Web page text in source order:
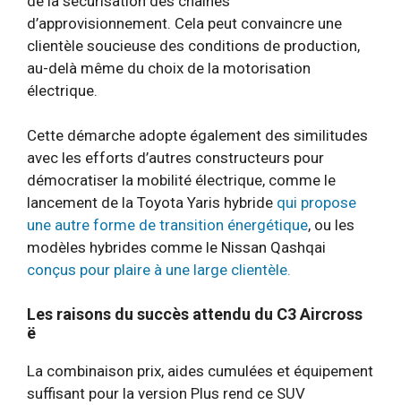
d’approvisionnement. Cela peut convaincre une
clientèle soucieuse des conditions de production,
au-delà même du choix de la motorisation
électrique.
Cette démarche adopte également des similitudes
avec les efforts d’autres constructeurs pour
démocratiser la mobilité électrique, comme le
lancement de la Toyota Yaris hybride qui propose
une autre forme de transition énergétique, ou les
modèles hybrides comme le Nissan Qashqai
conçus pour plaire à une large clientèle.
Les raisons du succès attendu du C3 Aircross
ë
La combinaison prix, aides cumulées et équipement
suffisant pour la version Plus rend ce SUV